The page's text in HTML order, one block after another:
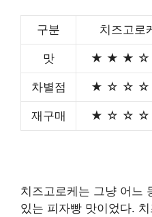
구분 치즈고로
맛 ★ ★ ★ ☆
차별점 ★ ☆ ☆ ☆
재구매 ★ ☆ ☆ ☆
치즈고로케는 그냥 어느
있는 피자빵 맛이었다.